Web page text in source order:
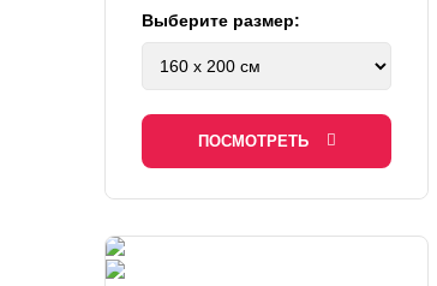
Выберите размер:
ПОСМОТРЕТЬ